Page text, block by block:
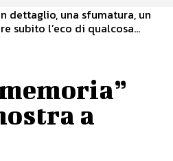
dettaglio, una sfumatura, un
subito l’eco di qualcosa...
a